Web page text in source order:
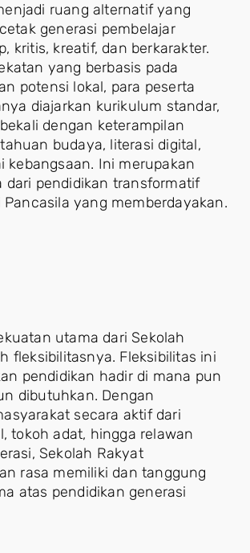
ruang alternatif yang
generasi pembelajar
kritis, kreatif, dan berkarakter.
yang berbasis pada
potensi lokal, para peserta
diajarkan kurikulum standar,
dengan keterampilan
budaya, literasi digital,
kebangsaan. Ini merupakan
dari pendidikan transformatif
Pancasila yang memberdayakan.
utama dari Sekolah
fleksibilitasnya. Fleksibilitas ini
pendidikan hadir di mana pun
dibutuhkan. Dengan
secara aktif dari
tokoh adat, hingga relawan
Sekolah Rakyat
rasa memiliki dan tanggung
atas pendidikan generasi